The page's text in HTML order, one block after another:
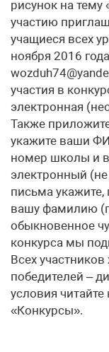
рисунок на
участию
учащиеся всех
ноября 2016
участия в
электронная
Также
укажите ваши
номер школы и
электронный
письма укажите,
вашу фамилию
обыкновенное
конкурса мы
Всех
победителей –
условия
«Конкурсы».